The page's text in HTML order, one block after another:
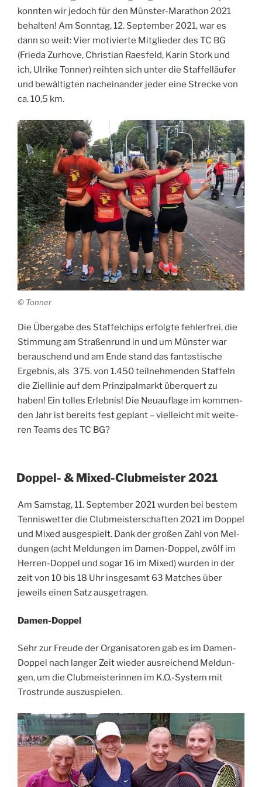
konn­ten wir jedoch für den Müns­ter-Mara­thon 2021
behal­ten! Am Sonn­tag, 12. Sep­tem­ber 2021, war es
dann so weit: Vier moti­vier­te Mit­glie­der des TC BG
(Frie­da Zur­ho­ve, Chris­ti­an Raes­feld, Karin Stork und
ich, Ulri­ke Ton­ner) reih­ten sich unter die Staf­fel­läu­fer
und bewäl­tig­ten nach­ein­an­der jeder eine Stre­cke von
ca. 10,5 km.
© Ton­ner
Die Über­ga­be des Staf­fel­chips erfolg­te feh­ler­frei, die
Stim­mung am Stra­ßen­rund in und um Müns­ter war
berau­schend und am Ende stand das fan­tas­ti­sche
Ergeb­nis, als 375. von 1.450 teil­neh­men­den Staf­feln
die Ziel­li­nie auf dem Prin­zi­pal­markt über­quert zu
haben! Ein tol­les Erleb­nis! Die Neu­auf­la­ge im kom­men­
den Jahr ist bereits fest geplant – viel­leicht mit wei­te­
ren Teams des TC BG?
VERÖFFENTLICHT
AM
Doppel- & Mixed-Clubmeister 2021
Am Sams­tag, 11. Sep­tem­ber 2021 wur­den bei bes­tem
Ten­nis­wet­ter die Club­meis­ter­schaf­ten 2021 im Dop­pel
und Mixed aus­ge­spielt. Dank der gro­ßen Zahl von Mel­
dun­gen (acht Mel­dun­gen im Damen-Dop­pel, zwölf im
Her­ren-Dop­pel und sogar 16 im Mixed) wur­den in der
zeit von 10 bis 18 Uhr ins­ge­samt 63 Matches über
jeweils einen Satz ausgetragen.
Damen-Dop­pel
Sehr zur Freu­de der Orga­ni­sa­to­ren gab es im Damen-
Dop­pel nach lan­ger Zeit wie­der aus­rei­chend Mel­dun­
gen, um die Club­meis­te­rin­nen im K.O.-System mit
Trost­run­de auszuspielen.